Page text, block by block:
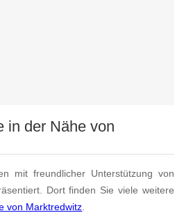
in der Nähe von
mit freundlicher Unterstützung von
Dort finden Sie viele weitere
von Marktredwitz